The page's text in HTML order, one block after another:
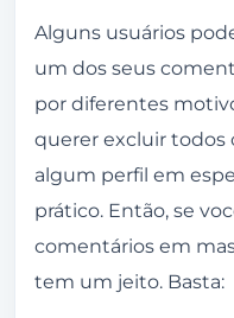
Alguns usuários
um dos seus
por diferentes
querer excluir todos
algum perfil em
prático. Então, se
comentários em
tem um jeito. Basta: